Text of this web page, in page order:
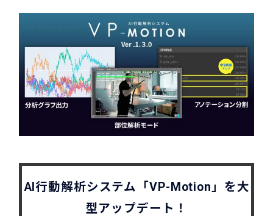
AI行動解析システム「VP-Motion」を大
型アップデート！